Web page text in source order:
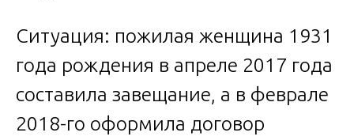
Ситуация: пожилая женщина 1931
года рождения в апреле 2017 года
составила завещание, а в феврале
2018-го оформила договор